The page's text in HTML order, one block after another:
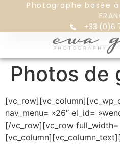
Photographe basée
+33 (0)6
Photos de
nav_menu= »26″ el_id=
[/vc_row][vc_row